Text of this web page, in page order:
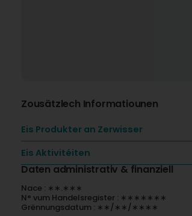
Zousätzlech Informatiounen
Eis Produkter an Zerwisser
Eis Aktivitéiten
Daten administrativ & finanziell
Nace : ∗∗.∗∗∗
N° vum Handelsregister : ∗∗∗∗∗∗∗
Grënnungsdatum : ∗∗/∗∗/∗∗∗∗